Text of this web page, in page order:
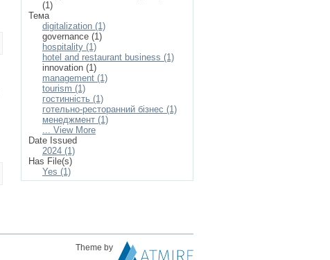
(1)
Тема
digitalization (1)
governance (1)
hospitality (1)
hotel and restaurant business (1)
innovation (1)
management (1)
tourism (1)
гостинність (1)
готельно-ресторанний бізнес (1)
менеджмент (1)
... View More
Date Issued
2024 (1)
Has File(s)
Yes (1)
Theme by